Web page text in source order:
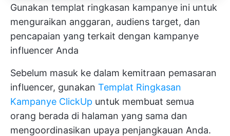
Gunakan templat ringkasan kampanye ini untuk
menguraikan anggaran, audiens target, dan
pencapaian yang terkait dengan kampanye
influencer Anda
Sebelum masuk ke dalam kemitraan pemasaran
influencer, gunakan Templat Ringkasan
Kampanye ClickUp untuk membuat semua
orang berada di halaman yang sama dan
mengoordinasikan upaya penjangkauan Anda.